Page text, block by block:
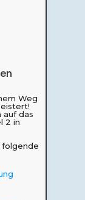
Weg
auf das
2 in
folgende